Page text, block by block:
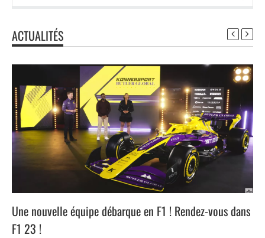
ACTUALITÉS
Une nouvelle équipe débarque en F1 ! Rendez-vous dans
F1 23 !